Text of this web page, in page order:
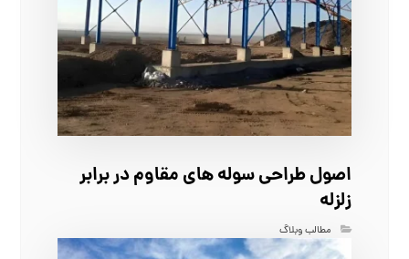
اصول طراحی سوله‌ های مقاوم در برابر
زلزله
مطالب وبلاگ